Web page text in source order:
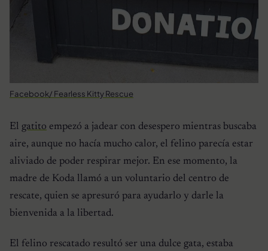
Facebook/ Fearless Kitty Rescue
El gatito empezó a jadear con desespero mientras buscaba
aire, aunque no hacía mucho calor, el felino parecía estar
aliviado de poder respirar mejor. En ese momento, la
madre de Koda llamó a un voluntario del centro de
rescate, quien se apresuró para ayudarlo y darle la
bienvenida a la libertad.
El felino rescatado resultó ser una dulce gata, estaba